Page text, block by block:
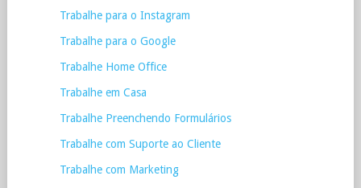
Trabalhe para o Instagram
Trabalhe para o Google
Trabalhe Home Office
Trabalhe em Casa
Trabalhe Preenchendo Formulários
Trabalhe com Suporte ao Cliente
Trabalhe com Marketing